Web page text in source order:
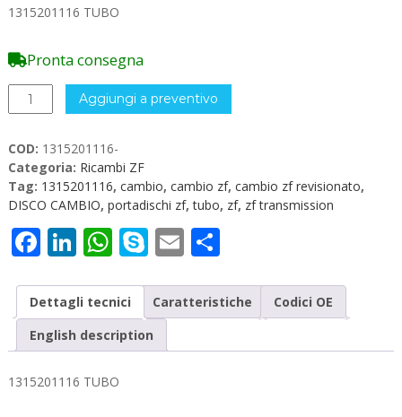
1315201116 TUBO
Pronta consegna
1315201116
TUBO
Aggiungi a preventivo
COD: 1315201116-
Categoria: Ricambi ZF
Tag: 1315201116, cambio, cambio zf, cambio zf revisionato,
DISCO CAMBIO, portadischi zf,tubo, zf, zf transmission
Facebook
LinkedIn
WhatsApp
Skype
EmailCondividi
Dettagli tecnici Caratteristiche
Codici OE
English description
1315201116 TUBO